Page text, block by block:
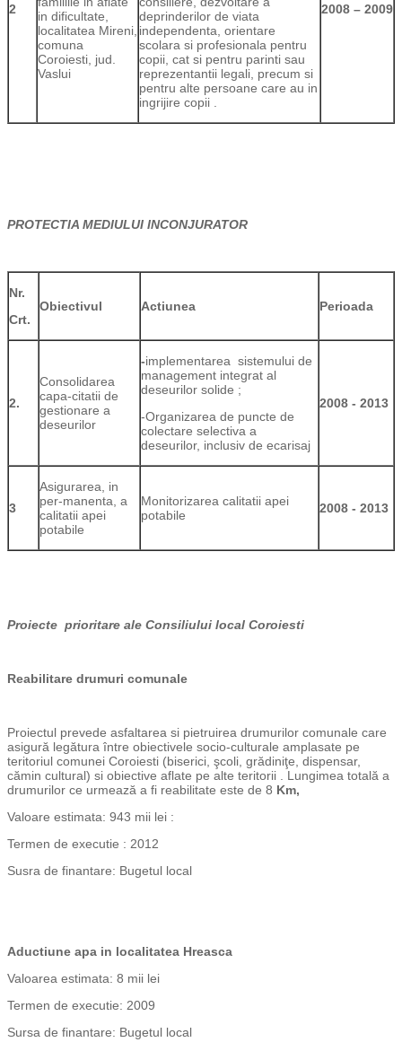
2
in dificultate,
localitatea Mireni,
comuna
Coroiesti, jud.
Vaslui
deprinderilor de viata
independenta, orientare
scolara si profesionala pentru
copii, cat si pentru parinti sau
reprezentantii legali, precum si
pentru alte persoane care au in
ingrijire copii .
2008 – 2009
PROTECTIA MEDIULUI INCONJURATOR
Nr.
Crt.
Obiectivul Actiunea Perioada
2.
Consolidarea
capa-citatii de
gestionare a
deseurilor
-implementarea sistemului de
management integrat al
deseurilor solide ;
-Organizarea de puncte de
colectare selectiva a
deseurilor, inclusiv de ecarisaj
2008 - 2013
3
Asigurarea, in
per-manenta, a
calitatii apei
potabile
Monitorizarea calitatii apei
potabile
2008 - 2013
Proiecte prioritare ale Consiliului local Coroiesti
Reabilitare drumuri comunale
Proiectul prevede asfaltarea si pietruirea drumurilor comunale care
asigură legătura între obiectivele socio-culturale amplasate pe
teritoriul comunei Coroiesti (biserici, şcoli, grădiniţe, dispensar,
cămin cultural) si obiective aflate pe alte teritorii . Lungimea totală a
drumurilor ce urmează a fi reabilitate este de 8 Km,
Valoare estimata: 943 mii lei :
Termen de executie : 2012
Susra de finantare: Bugetul local
Aductiune apa in localitatea Hreasca
Valoarea estimata: 8 mii lei
Termen de executie: 2009
Sursa de finantare: Bugetul local